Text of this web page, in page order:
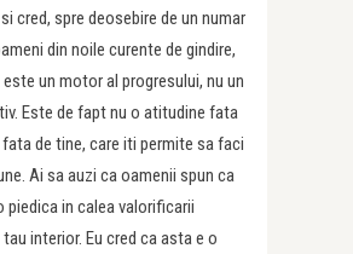
cred, spre deosebire de un numar
din noile curente de gindire,
un motor al progresului, nu un
Este de fapt nu o atitudine fata
de tine, care iti permite sa faci
Ai sa auzi ca oamenii spun ca
piedica in calea valorificarii
interior. Eu cred ca asta e o